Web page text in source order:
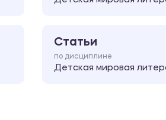
Статьи
по дисциплине
Детская мировая